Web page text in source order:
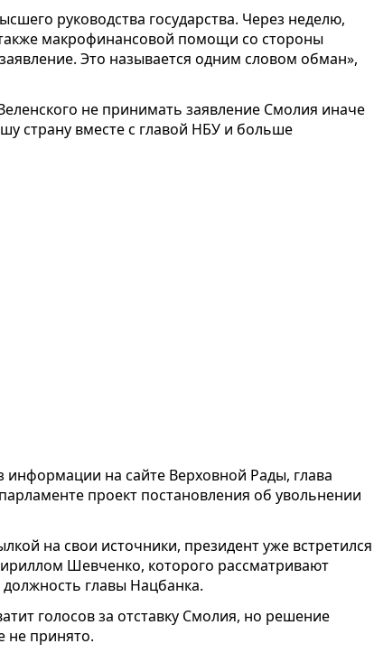
руководства государства. Через неделю,
макрофинансовой помощи со стороны
Это называется одним словом обман»,
не принимать заявление Смолия иначе
страну вместе с главой НБУ и больше
информации на сайте Верховной Рады, глава
проект постановления об увольнении
на свои источники, президент уже встретился
Шевченко, которого рассматривают
должность главы Нацбанка.
голосов за отставку Смолия, но решение
не принято.